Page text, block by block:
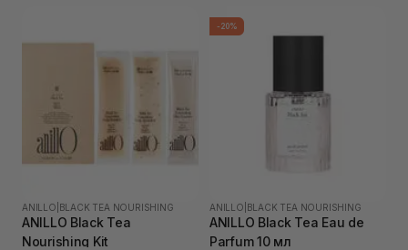
ANILLO BLACK TEA NOURISHING
ANILLO Black Tea
Nourishing Kit
-20%
ANILLO BLACK TEA NOURISHING
ANILLO Black Tea Eau de
Parfum 10 мл